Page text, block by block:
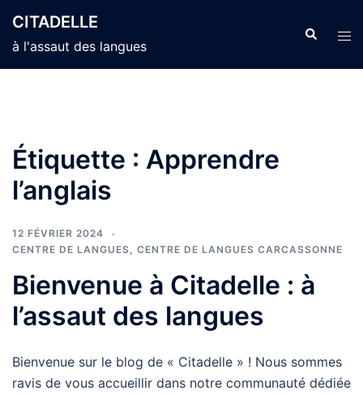
contenu
CITADELLE
à l'assaut des langues
Étiquette : Apprendre
l’anglais
12 FÉVRIER 2024
CENTRE DE LANGUES, CENTRE DE LANGUES CARCASSONNE
Bienvenue à Citadelle : à
l’assaut des langues
Bienvenue sur le blog de « Citadelle » ! Nous sommes
ravis de vous accueillir dans notre communauté dédiée